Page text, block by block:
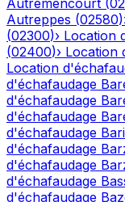
Autremencourt (
Autreppes (02580)
(02300)› Location
(02400)› Location
Location
d'échafaudage
d'échafaudage
d'échafaudage
d'échafaudage
d'échafaudage
d'échafaudage
d'échafaudage
d'échafaudage